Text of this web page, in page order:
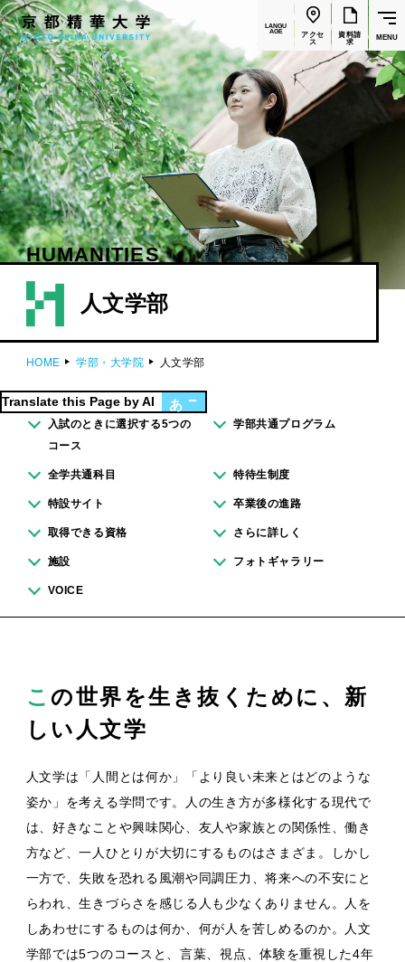
LANGU
AGE
アクセ
ス
資料請
求
MENU
人文学部
HUMANITIES
HOME 学部・大学院 人文学部
Translate this Page by AI あ
入試のときに選択する5つの
コース
学部共通プログラム
全学共通科目 特待生制度
特設サイト 卒業後の進路
取得できる資格 さらに詳しく
施設 フォトギャラリー
VOICE
この世界を生き抜くために、新
しい人文学
人文学は「人間とは何か」「より良い未来とはどのような
姿か」を考える学問です。人の生き方が多様化する現代で
は、好きなことや興味関心、友人や家族との関係性、働き
方など、一人ひとりが大切にするものはさまざま。しかし
一方で、失敗を恐れる風潮や同調圧力、将来への不安にと
らわれ、生きづらさを感じる人も少なくありません。人を
しあわせにするものは何か、何が人を苦しめるのか。人文
学部では5つのコースと、言葉、視点、体験を重視した4年